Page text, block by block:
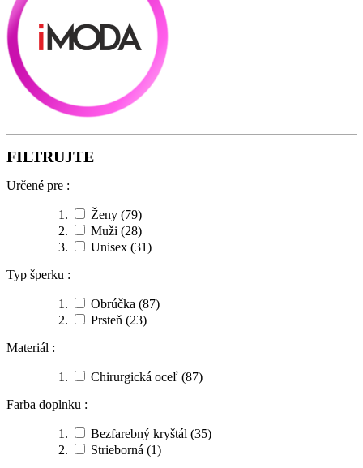
FILTRUJTE
Určené pre :
Ženy (79)
Muži (28)
Unisex (31)
Typ šperku :
Obrúčka (87)
Prsteň (23)
Materiál :
Chirurgická oceľ (87)
Farba doplnku :
Bezfarebný kryštál (35)
Strieborná (1)